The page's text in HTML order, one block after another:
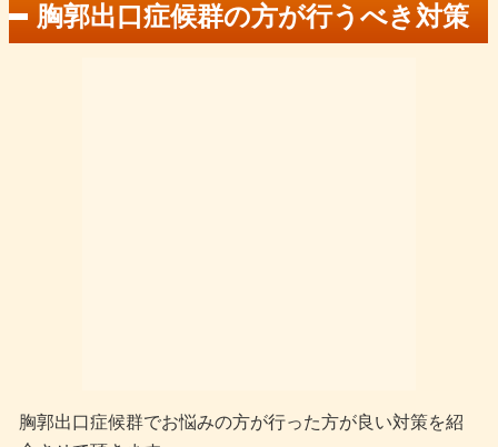
胸郭出口症候群の方が行うべき対策
胸郭出口症候群でお悩みの方が行った方が良い対策を紹